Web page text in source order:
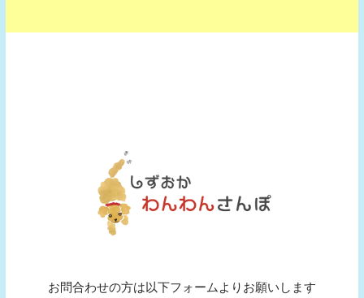
お問合わせの方は以下フォームよりお願いします